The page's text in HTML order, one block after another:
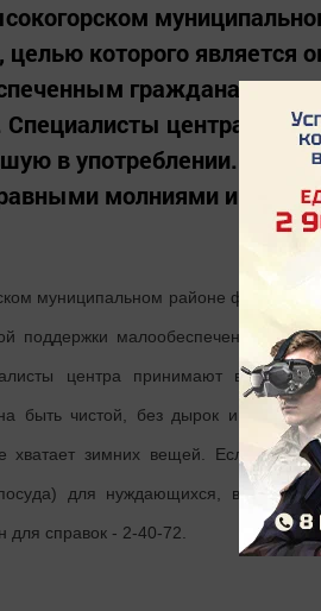
которого является
гражданам и
Специалисты центра
в употреблении.
молниями и
муниципальном районе
поддержки малообеспеченным
центра принимают
быть чистой, без дырок и пятен,
хватает зимних вещей. Если у вас
для нуждающихся, вас ждут
справок - 2-40-72.